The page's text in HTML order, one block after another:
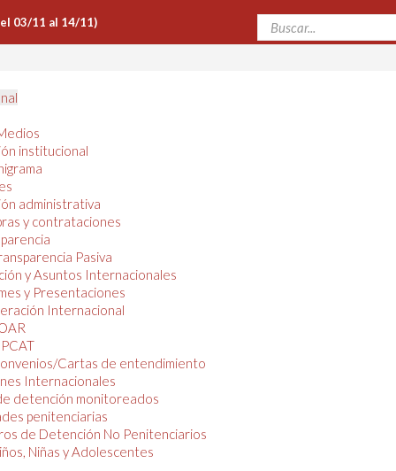
03/11 al 14/11)
institucional
administrativa
y contrataciones
Pasiva
y Asuntos Internacionales
y Presentaciones
Internacional
Cartas de entendimiento
Internacionales
detención monitoreados
penitenciarias
de Detención No Penitenciarios
Niñas y Adolescentes